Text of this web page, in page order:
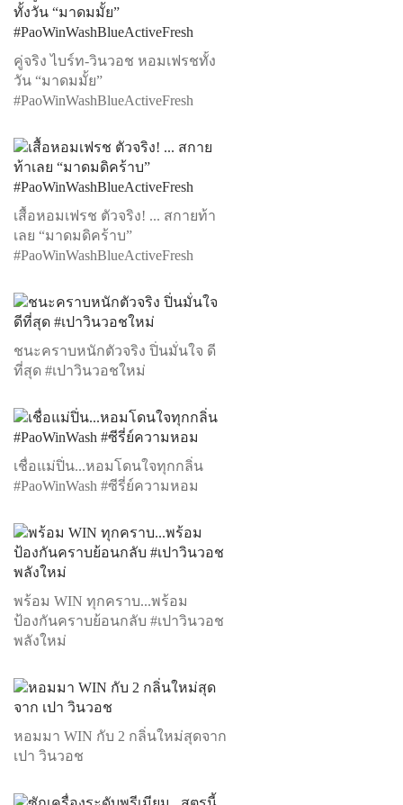
คู่จริง ไบร์ท-วินวอช หอมเฟรชทั้ง
วัน “มาดมมั้ย”
#PaoWinWashBlueActiveFresh
เสื้อหอมเฟรช ตัวจริง! ... สกายท้า
เลย “มาดมดิคร้าบ”
#PaoWinWashBlueActiveFresh
ชนะคราบหนักตัวจริง ปิ่นมั่นใจ ดี
ที่สุด #เปาวินวอชใหม่
เชื่อแม่ปิ่น...หอมโดนใจทุกกลิ่น
#PaoWinWash #ซีรี่ย์ความหอม
พร้อม WIN ทุกคราบ...พร้อม
ป้องกันคราบย้อนกลับ #เปาวินวอช
พลังใหม่
หอมมา WIN กับ 2 กลิ่นใหม่สุดจาก
เปา วินวอช